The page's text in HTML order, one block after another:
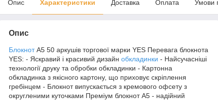
Опис Характеристики Доставка Оплата Умови
Опис
БлокнотА5 50 аркушів торгової марки YES Перевага блокнота
YES: - Яскравий і красивий дизайн обкладинки - Найсучасніші
технології друку та обробки обкладинки - Картонна
обкладинка з якісного картону, що приховує скріплення
гребінцем - Блокнот випускається з кремового офсету з
округленими куточками Преміум блокнот А5 - надійний